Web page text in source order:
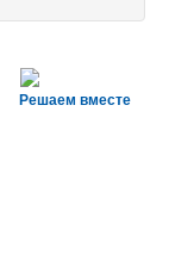
Решаем вместе